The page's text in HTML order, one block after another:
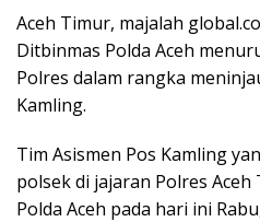
Aceh Timur, majalah
Ditbinmas Polda Aceh
Polres dalam rangka
Kamling.
Tim Asismen Pos Kamling
polsek di jajaran Polres
Polda Aceh pada hari ini